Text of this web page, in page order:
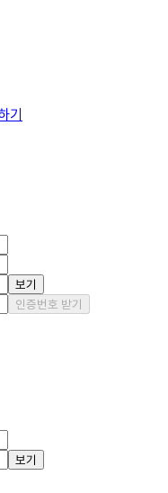
기
보기
인증번호 받기
보기